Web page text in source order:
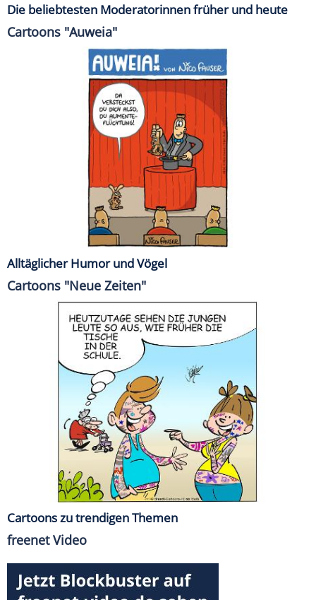
Die beliebtesten Moderatorinnen früher und heute
Cartoons "Auweia"
Alltäglicher Humor und Vögel
Cartoons "Neue Zeiten"
Cartoons zu trendigen Themen
freenet Video